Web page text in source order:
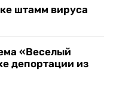
штамм вируса
«Веселый
депортации из